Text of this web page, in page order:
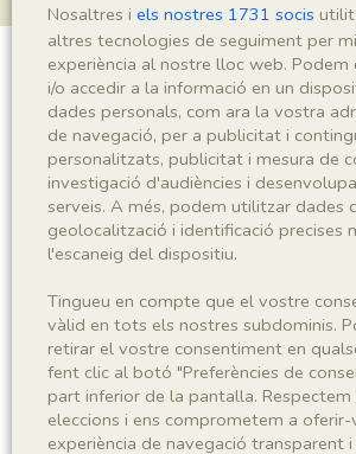
Montsechia vidalii
Sigla
MNHN 17223
Regne
Plantae
Phyllum
Subphyllum
Angiospermae
Classe
Nosaltres i els nostres 1731 socis
altres tecnologies de seguiment per
experiència al nostre lloc web.
i/o accedir a la informació en un
dades personals, com ara la vostra
de navegació, per a publicitat i
personalitzats, publicitat i mesura de
investigació d'audiències i
serveis. A més, podem utilitzar dades
geolocalització i identificació precises
l'escaneig del dispositiu.
Tingueu en compte que el vostre
vàlid en tots els nostres subdominis.
retirar el vostre consentiment en
fent clic al botó "Preferències de
part inferior de la pantalla.
eleccions i ens comprometem a oferir-
experiència de navegació transparent i